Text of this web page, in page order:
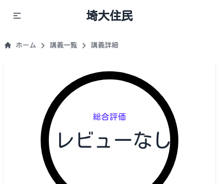
埼大住民
ホーム 講義一覧 講義詳細
総合評価
レビューなし